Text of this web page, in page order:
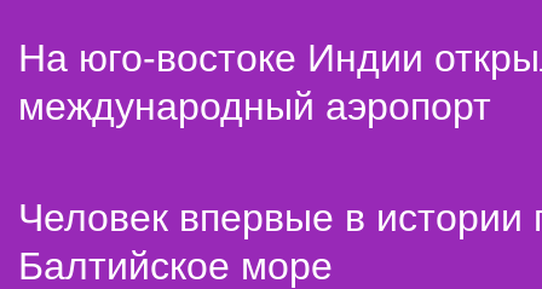
На юго-востоке Индии
международный аэропорт
Человек впервые в истории
Балтийское море